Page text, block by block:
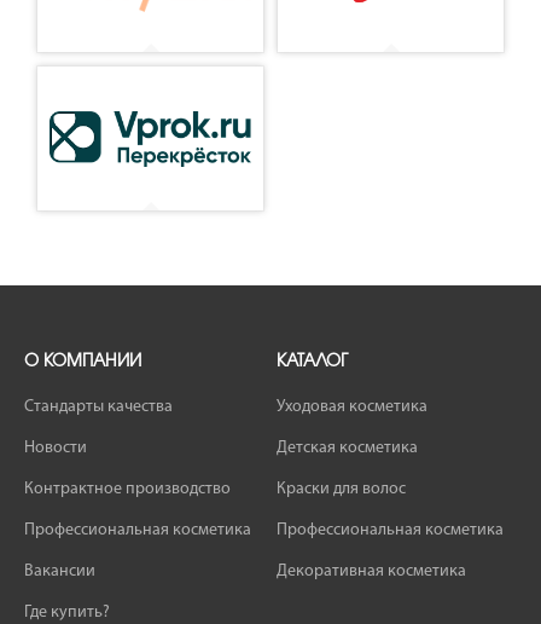
О КОМПАНИИ
Стандарты качества
Новости
Контрактное производство
Профессиональная косметика
Вакансии
Где купить?
КАТАЛОГ
Уходовая косметика
Детская косметика
Краски для волос
Профессиональная косметика
Декоративная косметика